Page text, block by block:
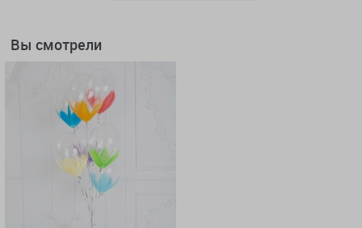
Вы смотрели